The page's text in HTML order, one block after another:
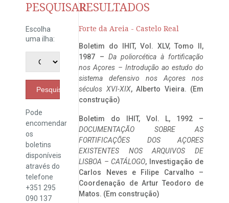
PESQUISAR
Escolha
uma ilha:
Pesquisar
Pode
encomendar
os
boletins
disponíveis
através do
telefone
+351 295
090 137
RESULTADOS
Forte da Areia - Castelo Real
Boletim do IHIT, Vol. XLV, Tomo II,
1987 – Da poliorcética à fortificação
nos Açores – Introdução ao estudo do
sistema defensivo nos Açores nos
séculos XVI-XIX, Alberto Vieira. (Em
construção)
Boletim do IHIT, Vol. L, 1992 –
DOCUMENTAÇÃO SOBRE AS
FORTIFICAÇÕES DOS AÇORES
EXISTENTES NOS ARQUIVOS DE
LISBOA – CATÁLOGO, Investigação de
Carlos Neves e Filipe Carvalho –
Coordenação de Artur Teodoro de
Matos. (Em construção)